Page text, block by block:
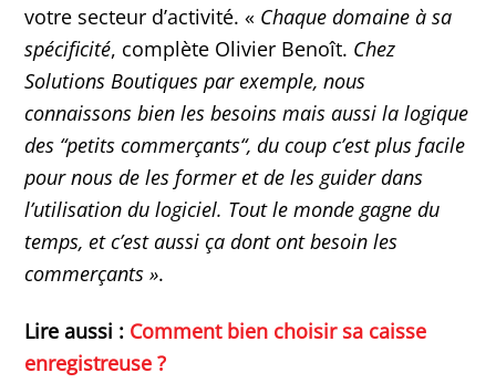
votre secteur d’activité. « Chaque domaine à sa
spécificité, complète Olivier Benoît. Chez
Solutions Boutiques par exemple, nous
connaissons bien les besoins mais aussi la logique
des “petits commerçants“, du coup c’est plus facile
pour nous de les former et de les guider dans
l’utilisation du logiciel. Tout le monde gagne du
temps, et c’est aussi ça dont ont besoin les
commerçants ».
Lire aussi : Comment bien choisir sa caisse
enregistreuse ?